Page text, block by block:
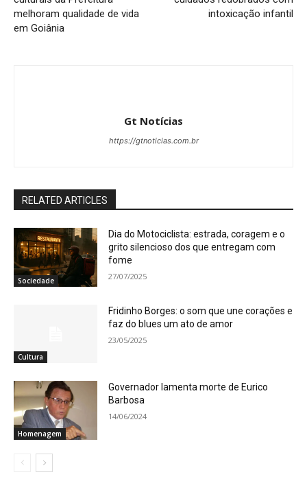
melhoram qualidade de vida
em Goiânia
intoxicação infantil
Gt Notícias
https://gtnoticias.com.br
RELATED ARTICLES
Sociedade
Dia do Motociclista: estrada, coragem e o
grito silencioso dos que entregam com
fome
27/07/2025
Cultura
Fridinho Borges: o som que une corações e
faz do blues um ato de amor
23/05/2025
Homenagem
Governador lamenta morte de Eurico
Barbosa
14/06/2024